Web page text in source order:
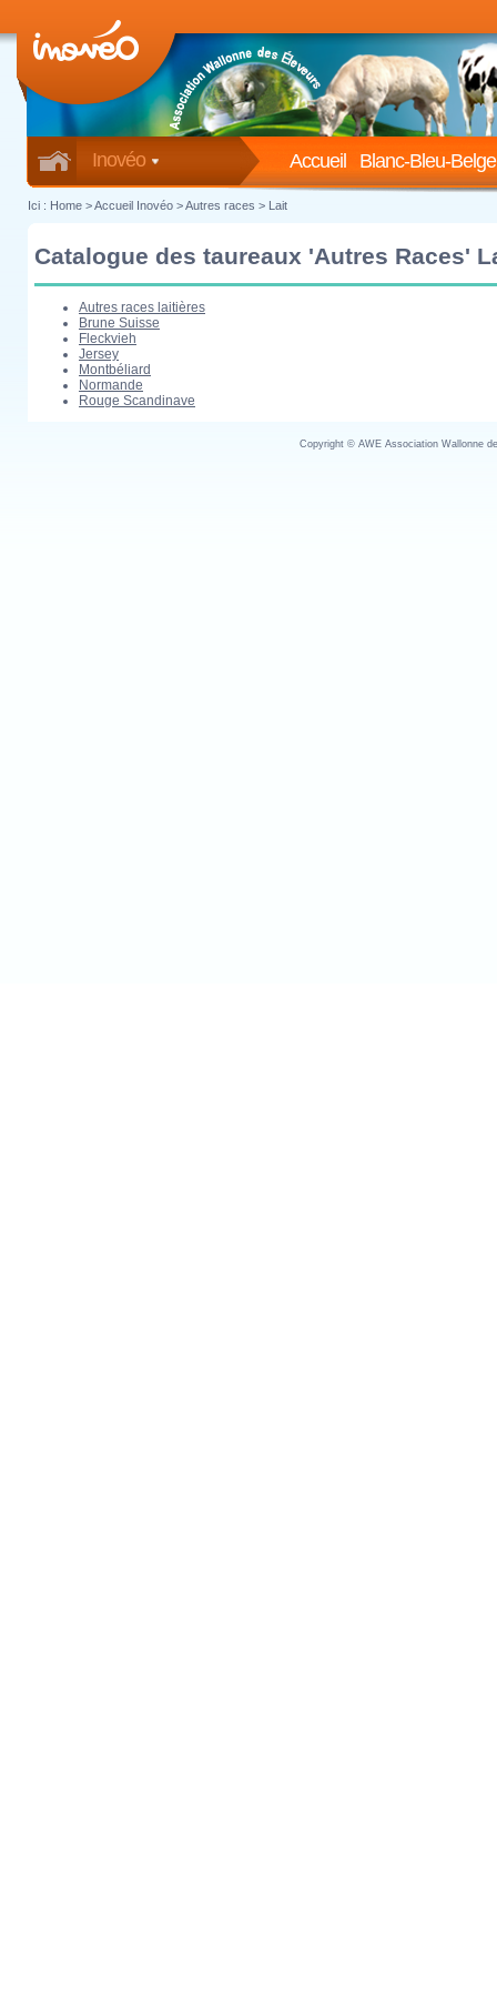
Inovéo Blanc-Bleu-Belge
Accueil
Ici : Home >Accueil Inovéo > Autres races > Lait
Catalogue des taureaux 'Autres Races'
Autres races laitières
Brune Suisse
Fleckvieh
Jersey
Montbéliard
Normande
Rouge Scandinave
Copyright © AWE Association Wallonne